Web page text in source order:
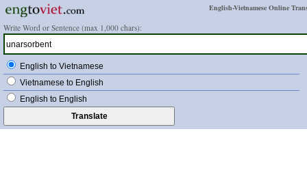
English-Vietnamese Online
Write Word or Sentence (max 1,000 chars):
English to Vietnamese
Vietnamese to English
English to English